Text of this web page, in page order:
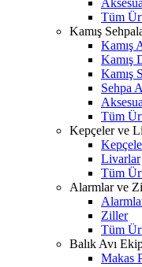
Tüm
Kamış
Kamış
Kamış
Kamış
Sehpa
Tüm
Kepçeler ve
Livarlar
Tüm
Alarmlar ve
Ziller
Tüm
Balık Avı
Makas